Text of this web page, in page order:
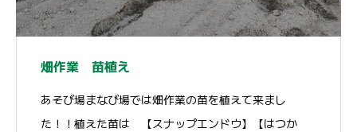
畑作業 苗植え
あそび場まなび場では畑作業の苗を植えて来まし
た！！植えた苗は 【スナップエンドウ】【はつか